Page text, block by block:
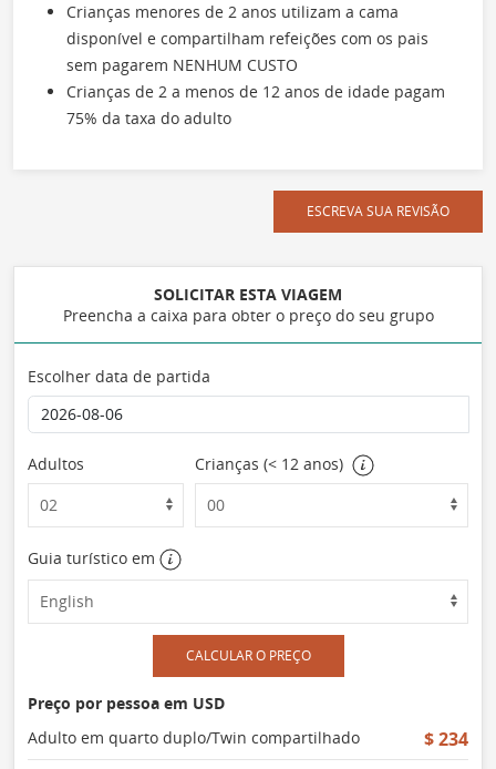
Crianças menores de 2 anos utilizam a cama
disponível e compartilham refeições com os pais
sem pagarem NENHUM CUSTO
Crianças de 2 a menos de 12 anos de idade pagam
75% da taxa do adulto
ESCREVA SUA REVISÃO
SOLICITAR ESTA VIAGEM
Preencha a caixa para obter o preço do seu grupo
Escolher data de partida
Adultos Crianças (< 12 anos)
Guia turístico em
CALCULAR O PREÇO
Preço por pessoa em USD
Adulto em quarto duplo/Twin compartilhado
$ 234